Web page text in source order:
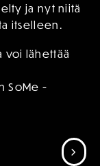
ja nyt niitä
itselleen.
voi lähettää
SoMe -